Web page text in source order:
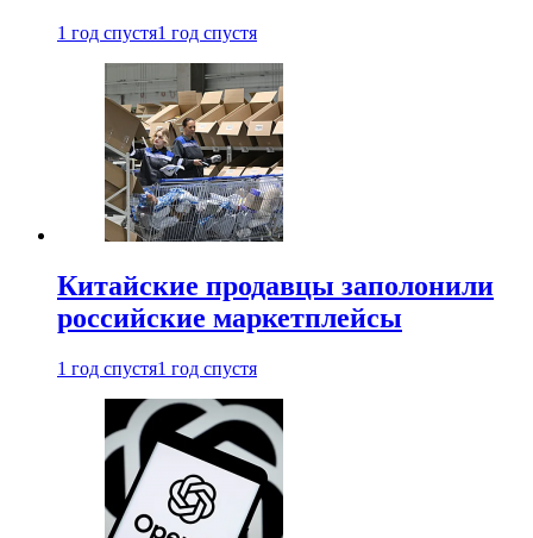
1 год спустя1 год спустя
Китайские продавцы заполонили
российские маркетплейсы
1 год спустя1 год спустя